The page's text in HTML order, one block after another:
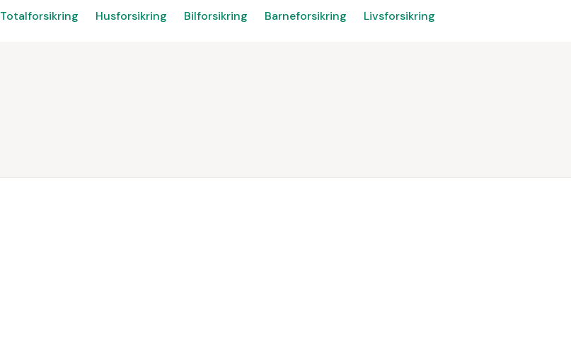
Totalforsikring Husforsikring Bilforsikring Barneforsikring Livsforsikring